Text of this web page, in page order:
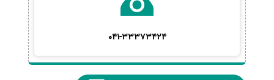
041-33373424